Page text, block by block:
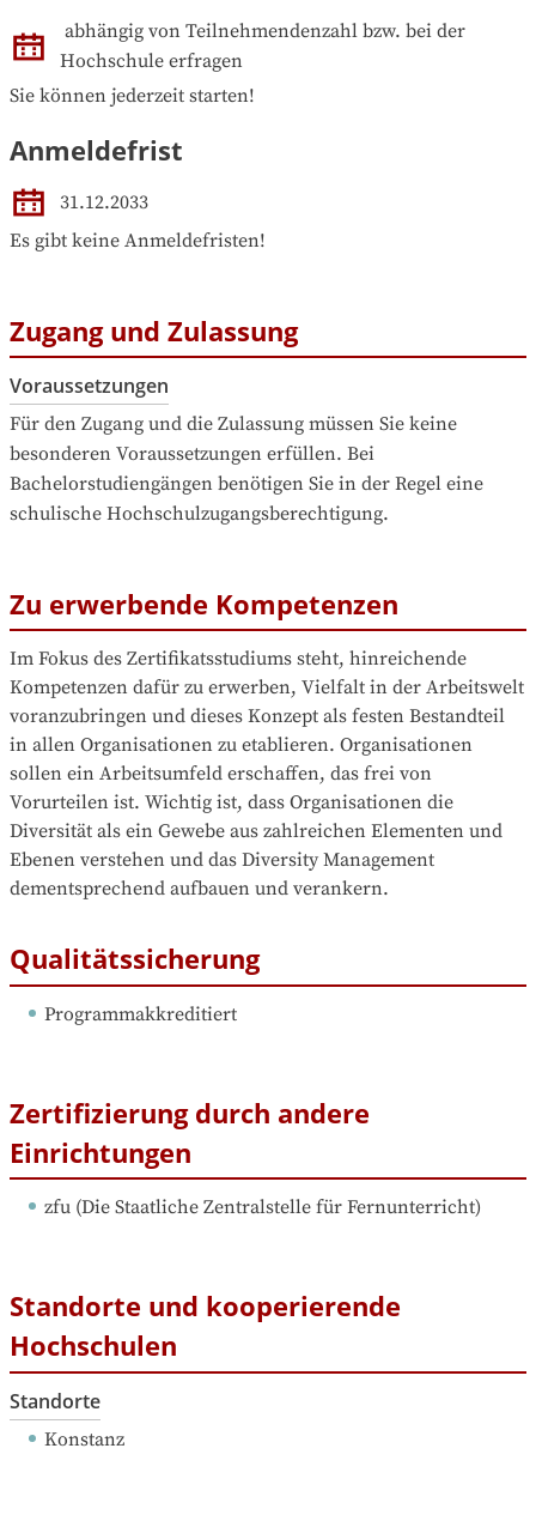
abhängig von Teilnehmendenzahl bzw. bei der
Hochschule erfragen
Sie können jederzeit starten!
Anmeldefrist
31.12.2033
Es gibt keine Anmeldefristen!
Zugang und Zulassung
Voraussetzungen
Für den Zugang und die Zulassung müssen Sie keine
besonderen Voraussetzungen erfüllen. Bei
Bachelorstudiengängen benötigen Sie in der Regel eine
schulische Hochschulzugangsberechtigung.
Zu erwerbende Kompetenzen
Im Fokus des Zertifikatsstudiums steht, hinreichende
Kompetenzen dafür zu erwerben, Vielfalt in der Arbeitswelt
voranzubringen und dieses Konzept als festen Bestandteil
in allen Organisationen zu etablieren. Organisationen
sollen ein Arbeitsumfeld erschaffen, das frei von
Vorurteilen ist. Wichtig ist, dass Organisationen die
Diversität als ein Gewebe aus zahlreichen Elementen und
Ebenen verstehen und das Diversity Management
dementsprechend aufbauen und verankern.
Qualitätssicherung
Programmakkreditiert
Zertifizierung durch andere
Einrichtungen
zfu (Die Staatliche Zentralstelle für Fernunterricht)
Standorte und kooperierende
Hochschulen
Standorte
Konstanz